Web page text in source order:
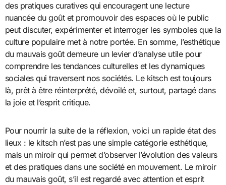
des pratiques curatives qui encouragent une lecture
nuancée du goût et promouvoir des espaces où le public
peut discuter, expérimenter et interroger les symboles que la
culture populaire met à notre portée. En somme, l’esthétique
du mauvais goût demeure un levier d’analyse utile pour
comprendre les tendances culturelles et les dynamiques
sociales qui traversent nos sociétés. Le kitsch est toujours
là, prêt à être réinterprété, dévoilé et, surtout, partagé dans
la joie et l’esprit critique.
Pour nourrir la suite de la réflexion, voici un rapide état des
lieux : le kitsch n’est pas une simple catégorie esthétique,
mais un miroir qui permet d’observer l’évolution des valeurs
et des pratiques dans une société en mouvement. Le miroir
du mauvais goût, s’il est regardé avec attention et esprit